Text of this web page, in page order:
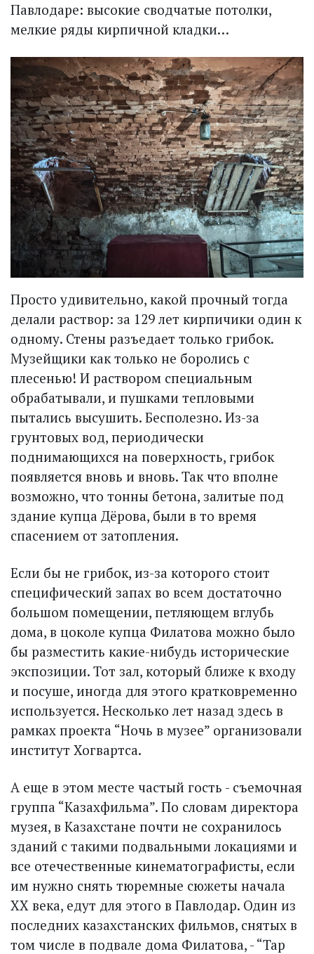
Павлодаре: высокие сводчатые потолки,
мелкие ряды кирпичной кладки…
Просто удивительно, какой прочный тогда
делали раствор: за 129 лет кирпичики один к
одному. Стены разъедает только грибок.
Музейщики как только не боролись с
плесенью! И раствором специальным
обрабатывали, и пушками теп­ловыми
пытались высушить. Бесполезно. Из-за
грунтовых вод, периодически
поднимающихся на поверхность, грибок
появляется вновь и вновь. Так что вполне
возможно, что тонны бетона, залитые под
здание купца Дёрова, были в то время
спасением от затопления.
Если бы не грибок, из-за которого стоит
специфический запах во всем достаточно
большом помещении, петляющем вглубь
дома, в цоколе купца Филатова можно было
бы разместить какие-нибудь исторические
экспозиции. Тот зал, который ближе к входу
и посуше, иногда для этого кратковременно
используется. Несколько лет назад здесь в
рамках проекта “Ночь в музее” организовали
институт Хогвартса.
А еще в этом месте частый гость - съемочная
группа “Казахфильма”. По словам директора
музея, в Казахстане почти не сохранилось
зданий с такими подвальными локациями и
все отечественные кинематографисты, если
им нужно снять тюремные сюжеты начала
XX века, едут для этого в Павлодар. Один из
последних казахстанских фильмов, снятых в
том числе в подвале дома Филатова, - “Тар